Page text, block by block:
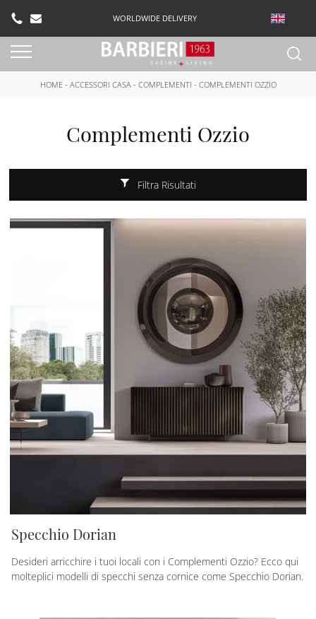
WORLDWIDE DELIVERY
HOME- ACCESSORI CASA- COMPLEMENTI - COMPLEMENTI OZZIO
Complementi Ozzio
Filtra Risultati
Specchio Dorian
Desideri arricchire i tuoi locali con i Complementi Ozzio? Ecco qui
molteplici modelli di specchi senza cornice come Specchio Dorian.